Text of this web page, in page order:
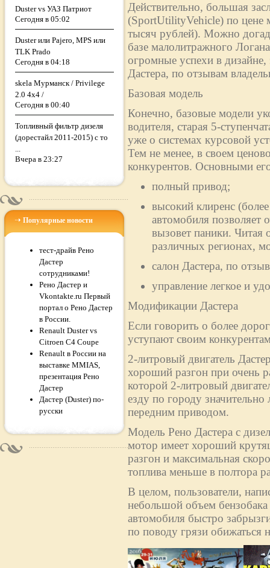
Duster vs УАЗ Патриот
Сегодня в 05:02
Duster или Pajero, MPS или
TLK Prado
Сегодня в 04:18
skela Мурманск / Privilege
2.0 4x4 /
Сегодня в 00:40
Топливный фильтр дизеля
(дорестайл 2011-2015) с то
...
Вчера в 23:27
Популярные новости
тест-драйв Рено
Дастер
сотрудниками!
Рено Дастер и
Vkontakte.ru Первый
портал о Рено Дастер
в России.
Renault Duster vs
Citroen C4 Coupe
Renault в России на
выставке MMIAS,
презентация Рено
Дастер
Дастер (Duster) по-
русски
Действительно, большая
(SportUtilityVehicle) по цене
тысяч рублей). Можно
базе малолитражного
огромные успехи в
Дастера, по отзывам
Базовая модель
Конечно, базовые модели
водителя, старая 5-
уже о системах курсовой
Тем не менее, в своем
конкурентов. Основными
полный привод;
высокий клиренс
автомобиля позволяет
вызовет паники. Читая
различных регионах,
салон Дастера, по
управление легкое и
Модификации Дастера
Если говорить о более
уступают своим
2-литровый двигатель
хороший разгон при очень
которой 2-литровый
езду по городу
передним приводом.
Модель Рено Дастера с
мотор имеет хороший
разгон и максимальная
топлива меньше в полтора
В целом, пользователи,
небольшой объем бензобака
автомобиля быстро
по поводу грязи обижаться